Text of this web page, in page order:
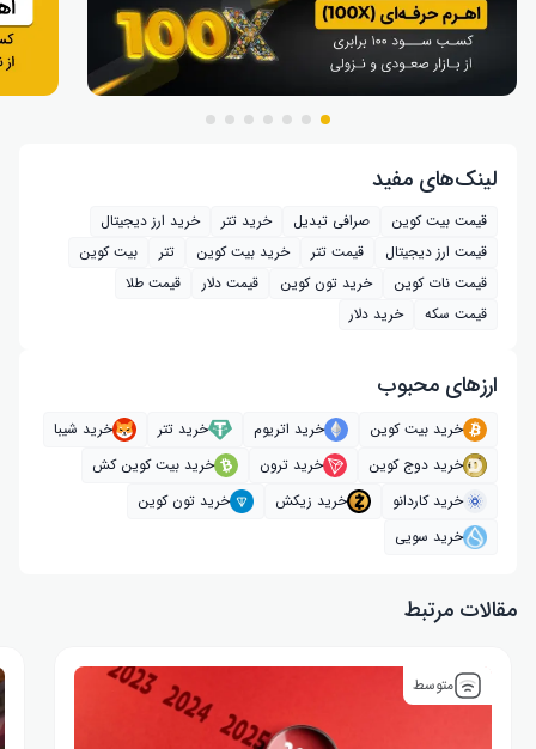
لینک‌های مفید
قیمت بیت کوین صرافی تبدیل خرید تتر
خرید ارز دیجیتال
قیمت ارز دیجیتال
قیمت تتر خرید بیت‌ کوین تتر
بیت کوین
قیمت نات کوین
خرید تون کوین قیمت دلار
قیمت طلا
قیمت سکه
خرید دلار
ارز‌های محبوب
خرید بیت کوین خرید اتریوم خرید تتر
خرید شیبا
خرید دوج کوین
خرید ترون
خرید بیت کوین کش
خرید کاردانو
خرید زیکش
خرید تون کوین
خرید سویی
مقالات مرتبط
متوسط